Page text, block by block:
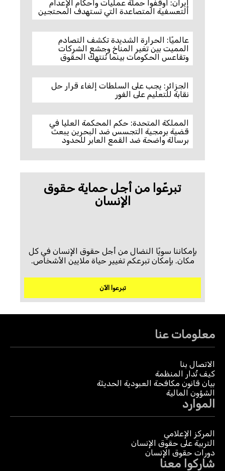
إيران: أوقفوا حملة عمليات وأحكام الإعدام
التعسفية المتصاعدة التي تستهدف المحتجين
عالميًا: الحرارة الشديدة تكشف التصادم
المميت بين تغير المناخ وجشع الشركات
وتقاعس الحكومات بينما تُنتهك الحقوق
الجزائر: يجب على السلطات إلغاء قرار حل
نقابة للتعليم على الفور
المملكة المتحدة: حكم المحكمة العليا في
قضية برمجية التجسس ضد البحرين يبعث
برسالة واضحة ضد القمع العابر للحدود
تبرعّوا من أجل حماية حقوق
الإنسان
بإمكاننا سويًا النضال من أجل حقوق الإنسان في كل
مكان. بإمكان تبرعكم تغيير حياة ملايين الأشخاص.
تبرعوا الآن
معلومات عنا
الاتصال بنا
كيف تُدار المنظمة
بيان قانون مكافحة العبودية الحديثة
الشؤون المالية
الموارد
المركز الإعلامي
التربية على حقوق الإنسان
دورات حقوق الإنسان
شاركوا معنا